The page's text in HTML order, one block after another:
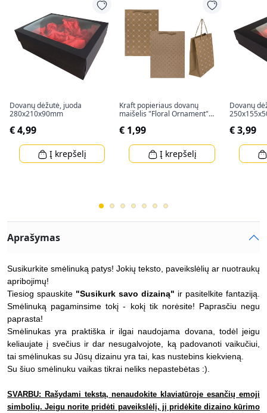
Dovanų dėžutė, juoda
280x210x90mm
€ 4,99
Į krepšelį
Kraft popieriaus dovanų
maišelis "Floral Ornament"
€ 1,99
Į krepšelį
Dovanų
€ 3,99
Aprašymas
Susikurkite smėlinuką patys! Jokių teksto, paveikslėlių ar nuotraukų
apribojimų!
Tiesiog spauskite "Susikurk savo dizainą" ir pasitelkite fantaziją.
Smėlinuką pagaminsime tokį - kokį tik norėsite! Paprasčiu negu
paprasta!
Smėlinukas yra praktiška ir ilgai naudojama dovana, todėl jeigu
keliaujate į svečius ir dar nesugalvojote, ką padovanoti vaikučiui,
tai smėlinukas su Jūsų dizainu yra tai, kas nustebins kiekvieną.
Su šiuo smėlinuku vaikas tikrai neliks nepastebėtas :).
SVARBU: Rašydami tekstą, nenaudokite klaviatūroje esančių emoji
simbolių. Jeigu norite pridėti paveikslėlį, jį pridėkite dizaino kūrimo